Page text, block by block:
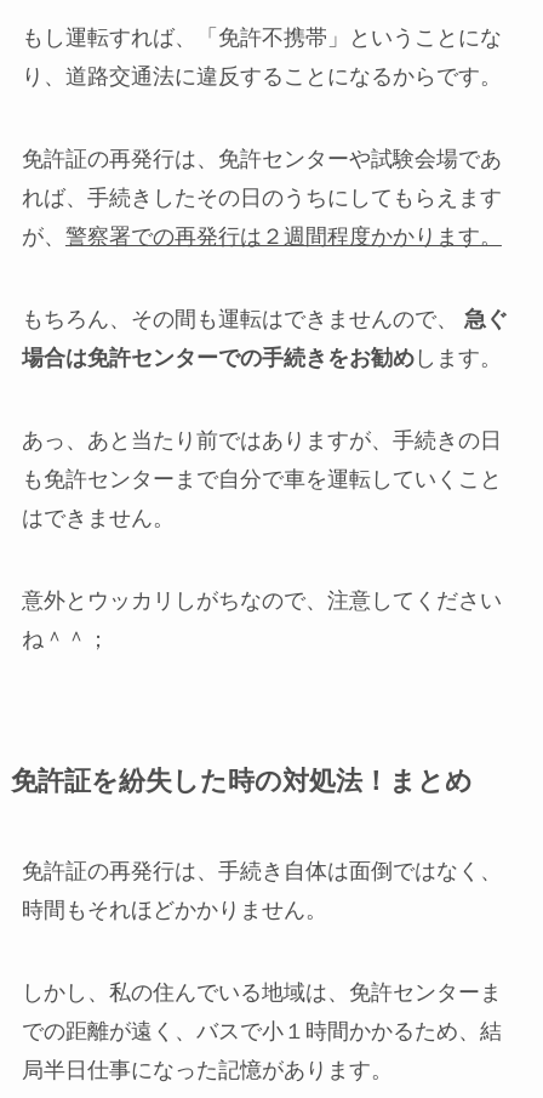
もし運転すれば、「免許不携帯」ということにな
り、道路交通法に違反することになるからです。
免許証の再発行は、免許センターや試験会場であ
れば、手続きしたその日のうちにしてもらえます
が、 警察署での再発行は２週間程度かかります。
もちろん、その間も運転はできませんので、
急ぐ
場合は免許センターでの手続きをお勧めします。
あっ、あと当たり前ではありますが、手続きの日
も免許センターまで自分で車を運転していくこと
はできません。
意外とウッカリしがちなので、注意してください
ね＾＾；
免許証を紛失した時の対処法！まとめ
免許証の再発行は、手続き自体は面倒ではなく、
時間もそれほどかかりません。
しかし、私の住んでいる地域は、免許センターま
での距離が遠く、バスで小１時間かかるため、結
局半日仕事になった記憶があります。